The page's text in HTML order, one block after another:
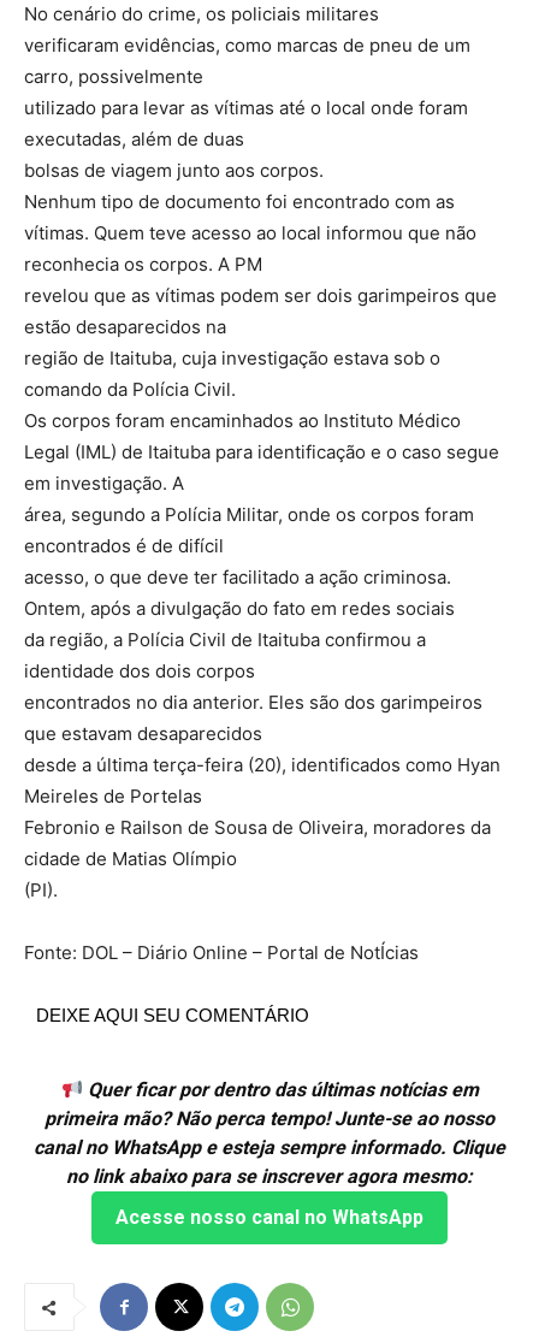
No cenário do crime, os policiais militares
verificaram evidências, como marcas de pneu de um
carro, possivelmente
utilizado para levar as vítimas até o local onde foram
executadas, além de duas
bolsas de viagem junto aos corpos.
Nenhum tipo de documento foi encontrado com as
vítimas. Quem teve acesso ao local informou que não
reconhecia os corpos. A PM
revelou que as vítimas podem ser dois garimpeiros que
estão desaparecidos na
região de Itaituba, cuja investigação estava sob o
comando da Polícia Civil.
Os corpos foram encaminhados ao Instituto Médico
Legal (IML) de Itaituba para identificação e o caso segue
em investigação. A
área, segundo a Polícia Militar, onde os corpos foram
encontrados é de difícil
acesso, o que deve ter facilitado a ação criminosa.
Ontem, após a divulgação do fato em redes sociais
da região, a Polícia Civil de Itaituba confirmou a
identidade dos dois corpos
encontrados no dia anterior. Eles são dos garimpeiros
que estavam desaparecidos
desde a última terça-feira (20), identificados como Hyan
Meireles de Portelas
Febronio e Railson de Sousa de Oliveira, moradores da
cidade de Matias Olímpio
(PI).
Fonte: DOL – Diário Online – Portal de NotÍcias
DEIXE AQUI SEU COMENTÁRIO
Quer ficar por dentro das últimas notícias em
primeira mão? Não perca tempo! Junte-se ao nosso
canal no WhatsApp e esteja sempre informado. Clique
no link abaixo para se inscrever agora mesmo:
Acesse nosso canal no WhatsApp